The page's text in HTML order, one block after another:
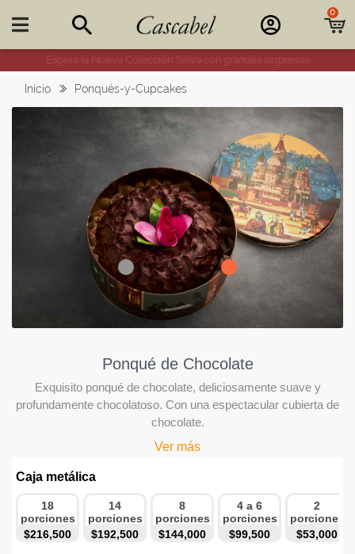

0
Espera la Nueva Colección Selva con grandes sorpresas
Inicio Ponqués-y-Cupcakes
Ponqué de Chocolate
Exquisito ponqué de chocolate, deliciosamente suave y
profundamente chocolatoso. Con una espectacular cubierta de
chocolate.
Ver más
Caja metálica
18
porciones
$216,500
14
porciones
$192,500
8
porciones
$144,000
4 a 6
porciones
$99,500
2
porciones
$53,000